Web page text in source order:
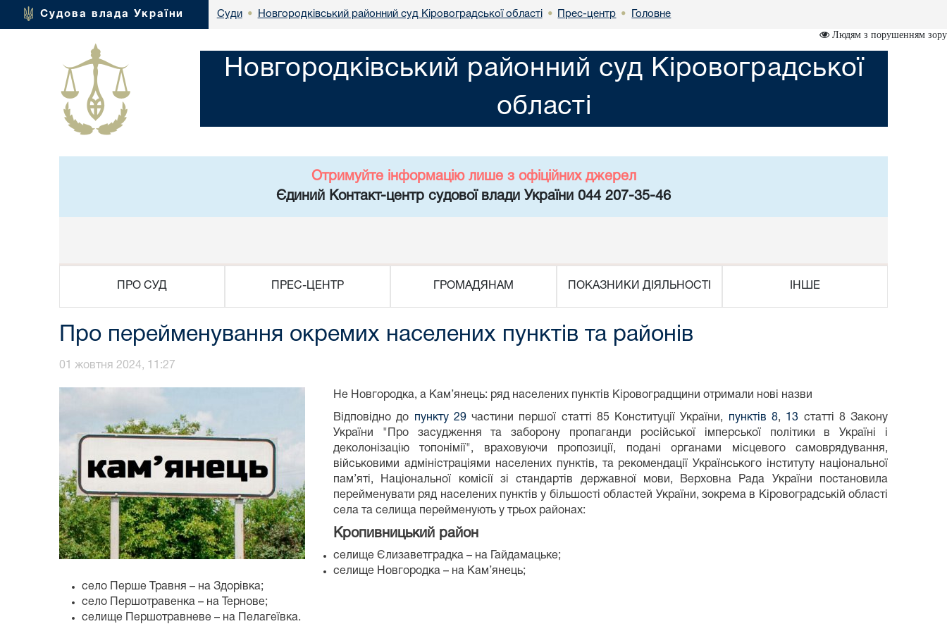
Судова влада України Суди • Новгородківський районний суд Кіровоградської області • Прес-центр • Головне
Людям з порушенням зору
Новгородківський районний суд Кіровоградської
області
Отримуйте інформацію лише з офіційних джерел
Єдиний Контакт-центр судової влади України 044 207-35-46
ПРО СУД ПРЕС-ЦЕНТР ГРОМАДЯНАМ ПОКАЗНИКИ ДІЯЛЬНОСТІ ІНШЕ
Про перейменування окремих населених пунктів та районів
01 жовтня 2024, 11:27
Не Новгородка, а Кам’янець: ряд населених пунктів Кіровоградщини отримали нові назви
Відповідно до пункту 29частини першої статті 85 Конституції України, пунктів 8, 13 статті 8 Закону
України "Про засудження та заборону пропаганди російської імперської політики в Україні і
деколонізацію топонімії", враховуючи пропозиції, подані органами місцевого самоврядування,
військовими адміністраціями населених пунктів, та рекомендації Українського інституту національної
пам’яті, Національної комісії зі стандартів державної мови, Верховна Рада України постановила
перейменувати ряд населених пунктів у більшості областей України, зокрема в Кіровоградській області
села та селища перейменують у трьох районах:
Кропивницький район
селище Єлизаветградка – на Гайдамацьке;
селище Новгородка – на Кам’янець;
село Перше Травня – на Здорівка;
село Першотравенка – на Тернове;
селище Першотравневе – на Пелагеївка.